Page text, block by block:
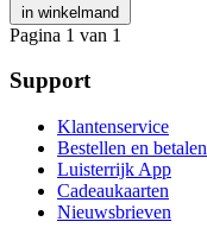
in winkelmand
Pagina 1 van 1
Support
Klantenservice
Bestellen en betalen
Luisterrijk App
Cadeaukaarten
Nieuwsbrieven